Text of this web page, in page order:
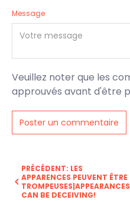
Message
Veuillez noter que les
approuvés avant d'être
PRÉCÉDENT: LES
APPARENCES PEUVENT ÊTRE
TROMPEUSES|APPEARANCES
CAN BE DECEIVING!